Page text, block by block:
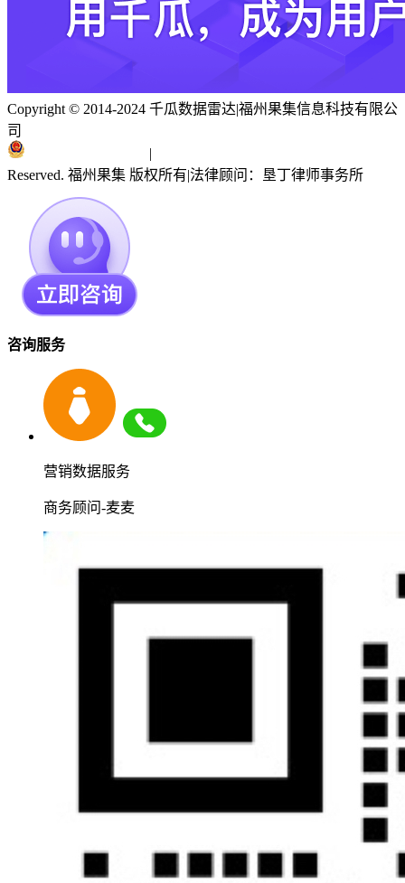
Copyright © 2014-2024 千瓜数据雷达|福州果集信息科技有限公
司
|
Reserved. 福州果集 版权所有|法律顾问：垦丁律师事务所
咨询服务
营销数据服务
商务顾问-麦麦